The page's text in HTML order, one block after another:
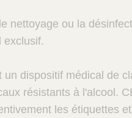
nettoyage ou la
exclusif.
dispositif médical de
résistants à l'alcool.
les étiquettes